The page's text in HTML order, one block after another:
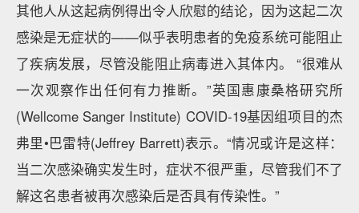
其他人从这起病例得出令人欣慰的结论，因为这起二次
感染是无症状的——似乎表明患者的免疫系统可能阻止
了疾病发展，尽管没能阻止病毒进入其体内。 “很难从
一次观察作出任何有力推断。”英国惠康桑格研究所
(Wellcome Sanger Institute) COVID-19基因组项目的杰
弗里•巴雷特(Jeffrey Barrett)表示。“情况或许是这样：
当二次感染确实发生时，症状不很严重，尽管我们不了
解这名患者被再次感染后是否具有传染性。”